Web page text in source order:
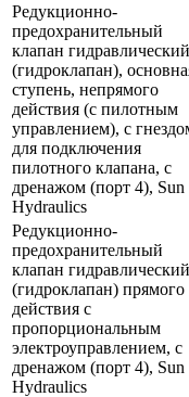
Редукционно-
предохранительный
клапан гидравлический
(гидроклапан),
ступень, непрямого
действия (с пилотным
управлением), с
для подключения
пилотного клапана, с
дренажом (порт 4), Sun
Hydraulics
Редукционно-
предохранительный
клапан гидравлический
(гидроклапан) прямого
действия с
пропорциональным
электроуправлением, с
дренажом (порт 4), Sun
Hydraulics